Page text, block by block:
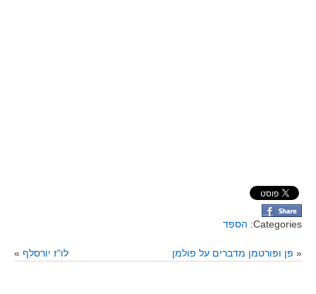
Categories: הספד
« פּן ופּורטמן מדברים על פולמן לו"ז יורסלף »